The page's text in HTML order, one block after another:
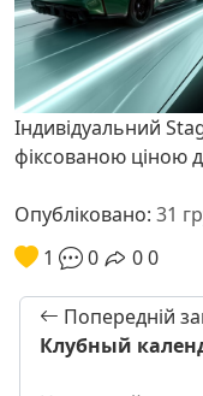
Індивідуальний
фіксованою ціною
Опубліковано: 31
1
0 00
Попередній
Клубный